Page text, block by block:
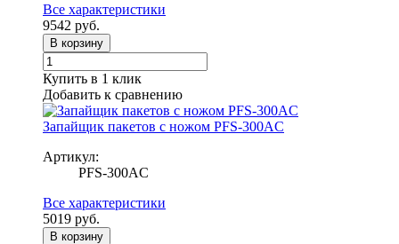
Все характеристики
9542 руб.
В корзину
Купить в 1 клик
Добавить к сравнению
Запайщик пакетов с ножом PFS-300AC
Артикул:
PFS-300AC
Все характеристики
5019 руб.
В корзину